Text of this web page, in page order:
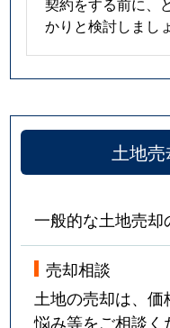
かりと検討しまし
土地
一般的な土地売却
売却相談
土地の売却は、
悩み等をご相談く